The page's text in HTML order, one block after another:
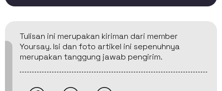
Tulisan ini merupakan kiriman dari member
Yoursay. Isi dan foto artikel ini sepenuhnya
merupakan tanggung jawab pengirim.